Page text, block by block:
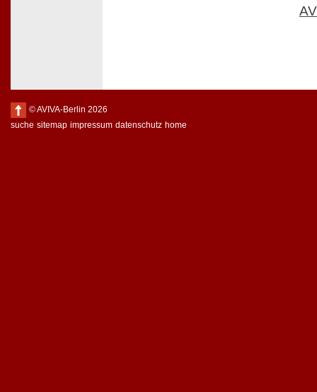
© AVIVA-Berlin 2026
suche sitemap impressum datenschutz home